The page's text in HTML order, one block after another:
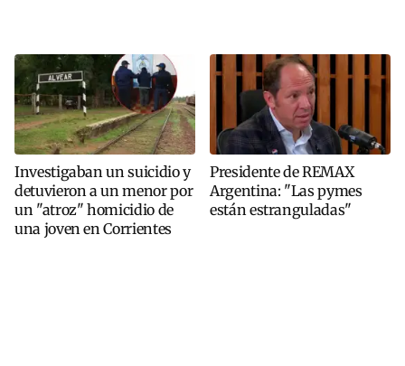
Investigaban un suicidio y
detuvieron a un menor por
un "atroz" homicidio de
una joven en Corrientes
Presidente de REMAX
Argentina: "Las pymes
están estranguladas"